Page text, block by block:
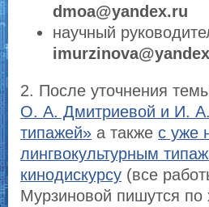
dmoa@yandex.ru
научный
2. После уточнения
О. А. Дмитриевой и И. А.
типажей» а также с уже
лингвокультурным
кинодискурсу (все
Мурзиновой пишутся